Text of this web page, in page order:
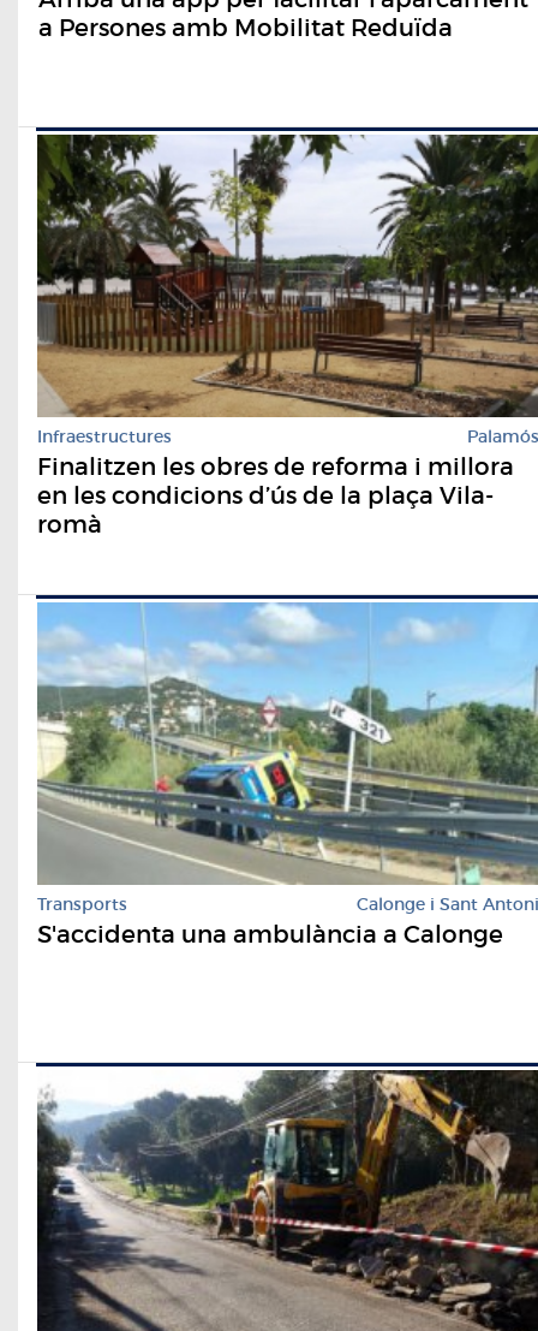
a Persones amb Mobilitat Reduïda
Infraestructures Palamós
Finalitzen les obres de reforma i millora
en les condicions d’ús de la plaça Vila-
romà
Transports Calonge i Sant Antoni
S'accidenta una ambulància a Calonge